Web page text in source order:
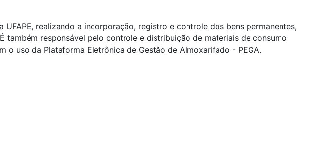
UFAPE, realizando a incorporação, registro e controle dos bens permanentes,
também responsável pelo controle e distribuição de materiais de consumo
o uso da Plataforma Eletrônica de Gestão de Almoxarifado - PEGA.